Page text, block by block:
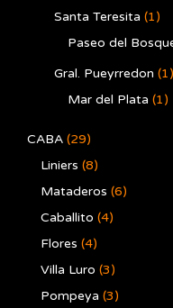
Santa Teresita (1)
Paseo del
Gral. Pueyrredon (1)
Mar del Plata (1)
CABA (29)
Liniers (8)
Mataderos (6)
Caballito (4)
Flores (4)
Villa Luro (3)
Pompeya (3)